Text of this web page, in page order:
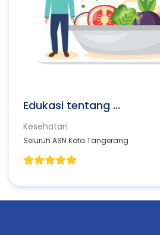
Edukasi tentang ...
Kesehatan
Seluruh ASN Kota Tangerang